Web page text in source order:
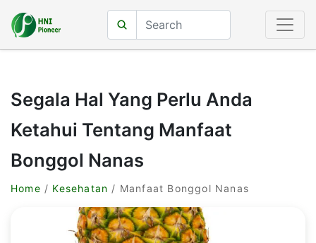
Segala Hal Yang Perlu Anda
Ketahui Tentang Manfaat
Bonggol Nanas
Home / Kesehatan / Manfaat Bonggol Nanas